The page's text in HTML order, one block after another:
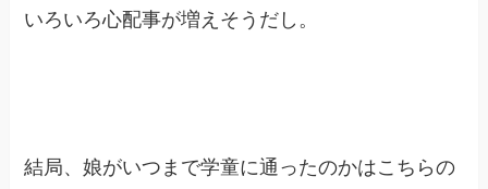
いろいろ心配事が増えそうだし。
結局、娘がいつまで学童に通ったのかはこちらの